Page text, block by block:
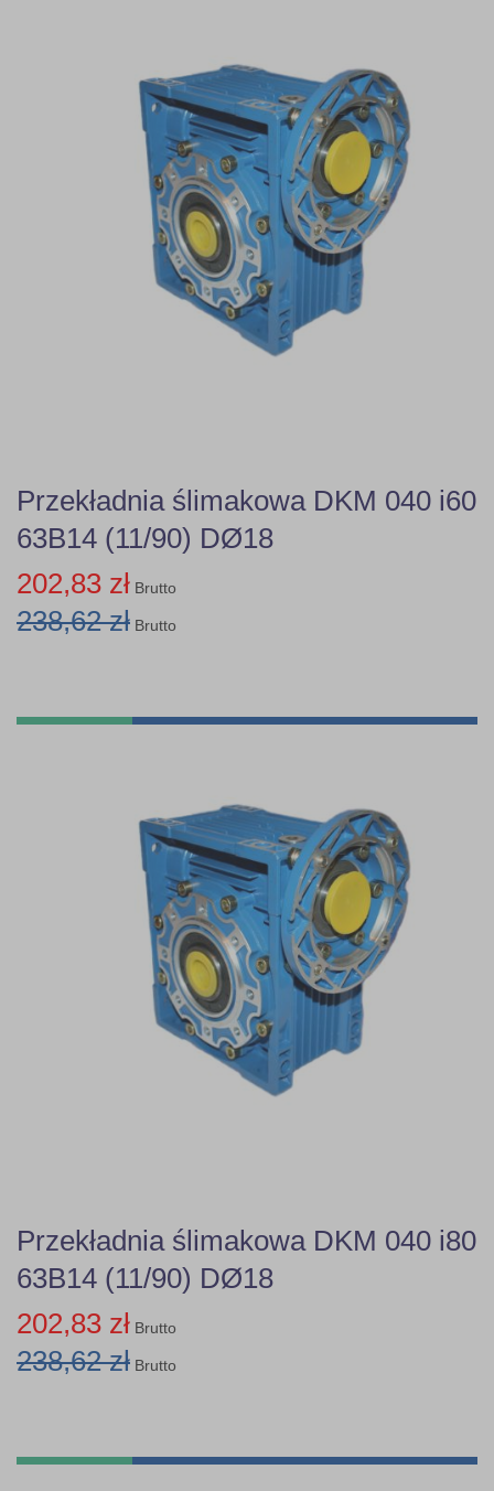
Przekładnia ślimakowa DKM 040 i60
63B14 (11/90) DØ18
202,83 zł Brutto
238,62 zł Brutto
Przekładnia ślimakowa DKM 040 i80
63B14 (11/90) DØ18
202,83 zł Brutto
238,62 zł Brutto